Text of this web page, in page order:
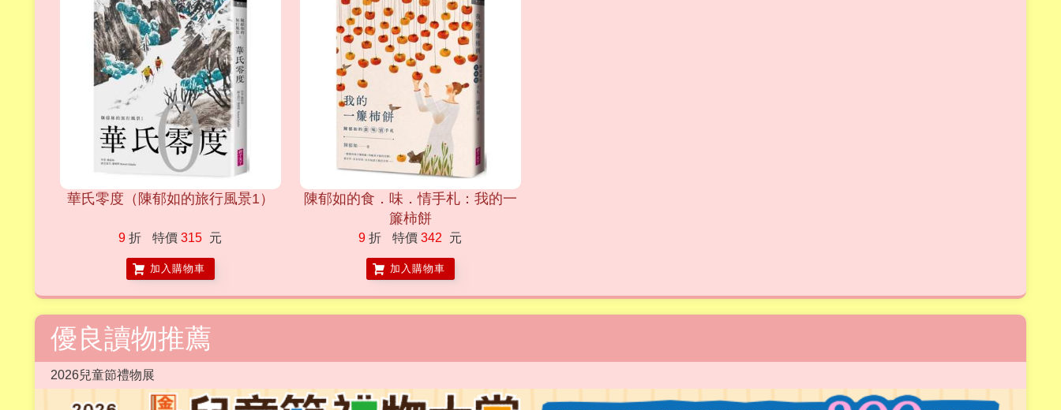
華氏零度（陳郁如的旅行風景1）
9 折 特價 315 元
加入購物車
陳郁如的食．味．情手札：我的一
簾柿餅
9 折 特價 342 元
加入購物車
優良讀物推薦
2026兒童節禮物展